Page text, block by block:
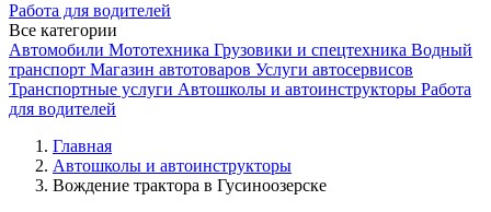
Работа для водителей
Все категории
Автомобили Мототехника Грузовики и спецтехника Водный
транспорт Магазин автотоваров Услуги автосервисов
Транспортные услуги Автошколы и автоинструкторы Работа
для водителей
Главная
Автошколы и автоинструкторы
Вождение трактора в Гусиноозерске